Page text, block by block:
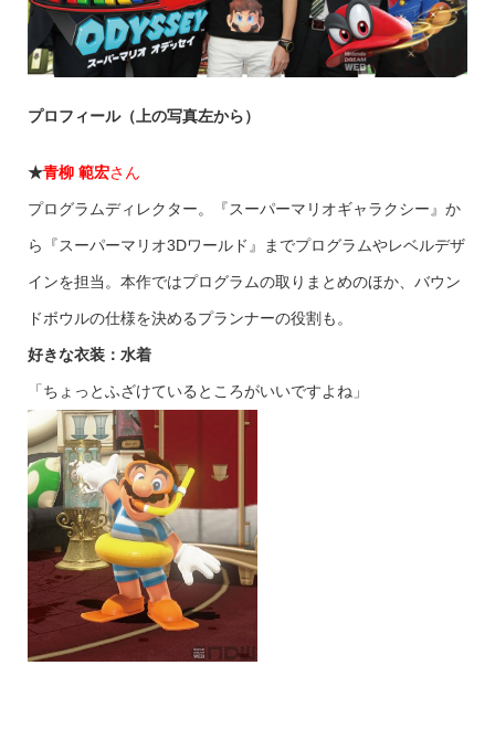
プロフィール（上の写真左から）
★青柳 範宏さん
プログラムディレクター。『スーパーマリオギャラクシー』か
ら『スーパーマリオ3Dワールド』までプログラムやレベルデザ
インを担当。本作ではプログラムの取りまとめのほか、バウン
ドボウルの仕様を決めるプランナーの役割も。
好きな衣装：水着
「ちょっとふざけているところがいいですよね」